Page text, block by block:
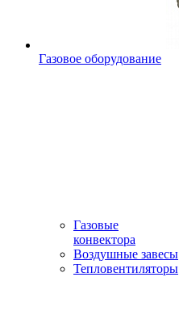
Газовое оборудование
Газовые
конвектора
Воздушные завесы
Тепловентиляторы